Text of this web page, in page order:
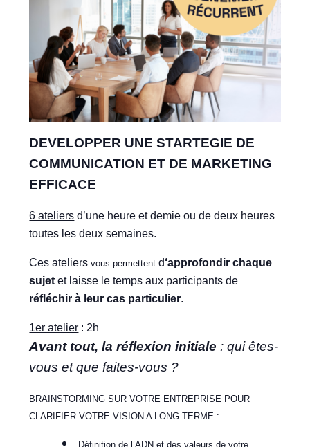
DEVELOPPER UNE STARTEGIE DE
COMMUNICATION ET DE MARKETING
EFFICACE
6 ateliers d’une heure et demie ou de deux heures
toutes les deux semaines.
Ces ateliersvous permettent d‘approfondir chaque
sujet et laisse le temps aux participants de
réfléchir à leur cas particulier.
1er atelier : 2h
Avant tout, la réflexion initiale : qui êtes-
vous et que faites-vous ?
BRAINSTORMING SUR VOTRE ENTREPRISE POUR
CLARIFIER VOTRE VISION A LONG TERME :
Définition de l’ADN et des valeurs de votre